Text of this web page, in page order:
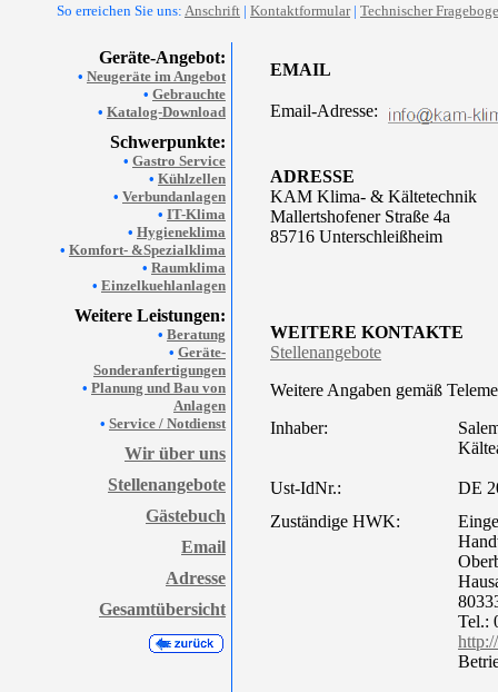
So erreichen Sie uns: Anschrift | Kontaktformular| Technischer
Geräte-Angebot:
• Neugeräte im Angebot
• Gebrauchte
• Katalog-Download
Schwerpunkte:
• Gastro Service
• Kühlzellen
• Verbundanlagen
• IT-Klima
• Hygieneklima
• Komfort- &Spezialklima
• Raumklima
• Einzelkuehlanlagen
Weitere Leistungen:
• Beratung
• Geräte-
Sonderanfertigungen
• Planung und Bau von
Anlagen
• Service / Notdienst
Wir über uns
Stellenangebote
Gästebuch
Email
Adresse
Gesamtübersicht
EMAIL
Email-Adresse:
ADRESSE
KAM Klima- & Kältetechnik
Mallertshofener Straße 4a
85716 Unterschleißheim
WEITERE KONTAKTE
Stellenangebote
Weitere Angaben gemäß
Inhaber:
Ust-IdNr.:
DE
Zuständige HWK:
Tel.: